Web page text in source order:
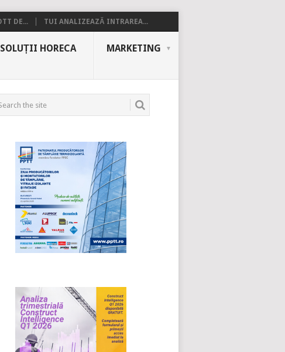
DE... TUI ANALIZEAZĂ INTRAREA...
SOLUȚII HORECA MARKETING